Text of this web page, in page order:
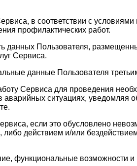
в соответствии с
профилактических работ.
данных Пользователя,
Сервиса.
данные Пользователя
Сервиса для проведения
ситуациях, уведомляя
если это обусловлено
действием и/или
функциональные возможности